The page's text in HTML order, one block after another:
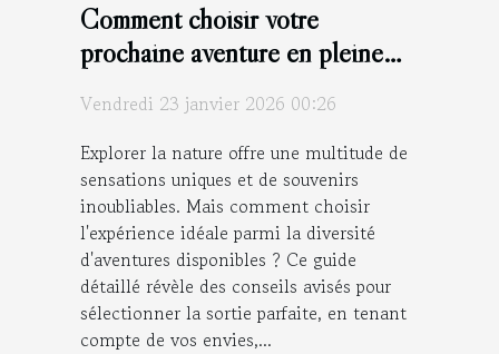
Comment choisir votre
prochaine aventure en pleine
Vendredi 23 janvier 2026 00:26
Explorer la nature offre une multitude de
sensations uniques et de souvenirs
inoubliables. Mais comment choisir
l'expérience idéale parmi la diversité
d'aventures disponibles ? Ce guide
détaillé révèle des conseils avisés pour
sélectionner la sortie parfaite, en tenant
compte de vos envies,...